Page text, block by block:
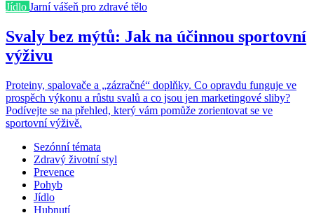
Jídlo Jarní vášeň pro zdravé tělo
Svaly bez mýtů: Jak na účinnou sportovní
výživu
Proteiny, spalovače a „zázračné“ doplňky. Co opravdu funguje ve
prospěch výkonu a růstu svalů a co jsou jen marketingové sliby?
Podívejte se na přehled, který vám pomůže zorientovat se ve
sportovní výživě.
Sezónní témata
Zdravý životní styl
Prevence
Pohyb
Jídlo
Hubnutí